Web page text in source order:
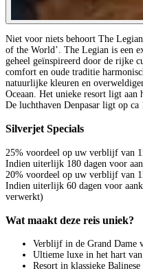
Niet voor niets behoort The
of the World’. The Legian is een
geheel geïnspireerd door de rijke
comfort en oude traditie
natuurlijke kleuren en
Oceaan. Het unieke resort ligt aan
De luchthaven Denpasar ligt op ca
Silverjet Specials
25% voordeel op uw verblijf van
Indien uiterlijk 180 dagen voor
20% voordeel op uw verblijf van
Indien uiterlijk 60 dagen voor
verwerkt)
Wat maakt deze reis uniek?
Verblijf in de Grand Dame
Ultieme luxe in het hart
Resort in klassieke